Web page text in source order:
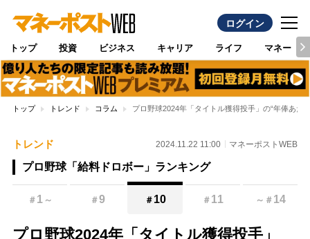
ログイン
トップ 投資 ビジネス キャリア ライフ マネー
トップ トレンド コラム プロ野球2024年「タイトル獲得投手」の“年俸あ
トレンド 2024.11.22 11:00 マネーポストWEB
プロ野球「給料ドロボー」ランキング
＃ 1 ～ ＃9 ＃ 10 ＃ 11 ～ ＃ 14
プロ野球2024年「タイトル獲得投手」